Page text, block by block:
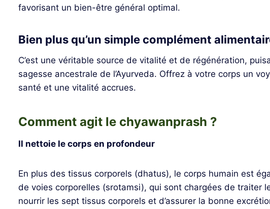
favorisant un bien-être général optimal.
Bien plus qu’un simple complément
C’est une véritable source de vitalité et de régénération,
sagesse ancestrale de l’Ayurveda. Offrez à votre corps un
santé et une vitalité accrues.
Comment agit le chyawanprash ?
Il nettoie le corps en profondeur
En plus des tissus corporels (dhatus), le corps humain est
de voies corporelles (srotamsi), qui sont chargées de traiter
nourrir les sept tissus corporels et d’assurer la bonne